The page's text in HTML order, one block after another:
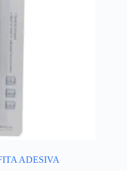
ADESIVA